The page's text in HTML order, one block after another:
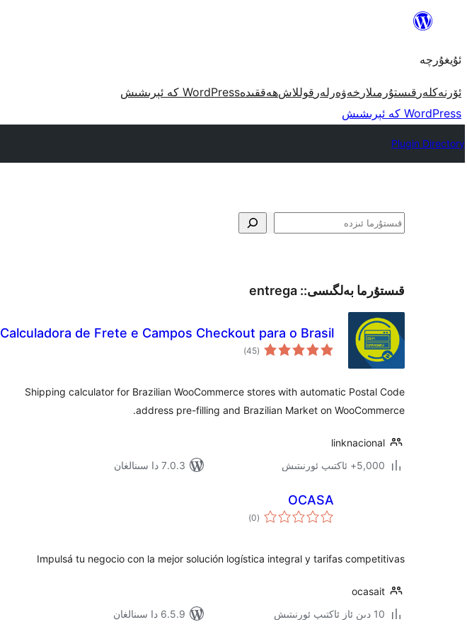
مەزمۇنغا
ئۇيغۇرچە
ئۆرنەكلەر قىستۇرمىلار خەۋەرلەر قوللاشھەققىدەWordPress كە ئېرىشىش
WordPress كە ئېرىشىش
Plugin Directory
ئىزدە
قىستۇرما بەلگىسى:: entrega
Calculadora de Frete e Campos Checkout para o Brasil
(45
ئومۇمىي
دەرىجە
)
Shipping calculator for Brazilian WooCommerce stores with automatic Postal Code
address pre-filling and Brazilian Market on WooCommerce.
linknacional
5,000+ ئاكتىپ ئورنىتىش
7.0.3 دا سىنالغان
OCASA
(0 ئومۇمىي
دەرىجە
)
Impulsá tu negocio con la mejor solución logística integral y tarifas competitivas
ocasait
10 دىن ئاز ئاكتىپ ئورنىتىش
6.5.9 دا سىنالغان